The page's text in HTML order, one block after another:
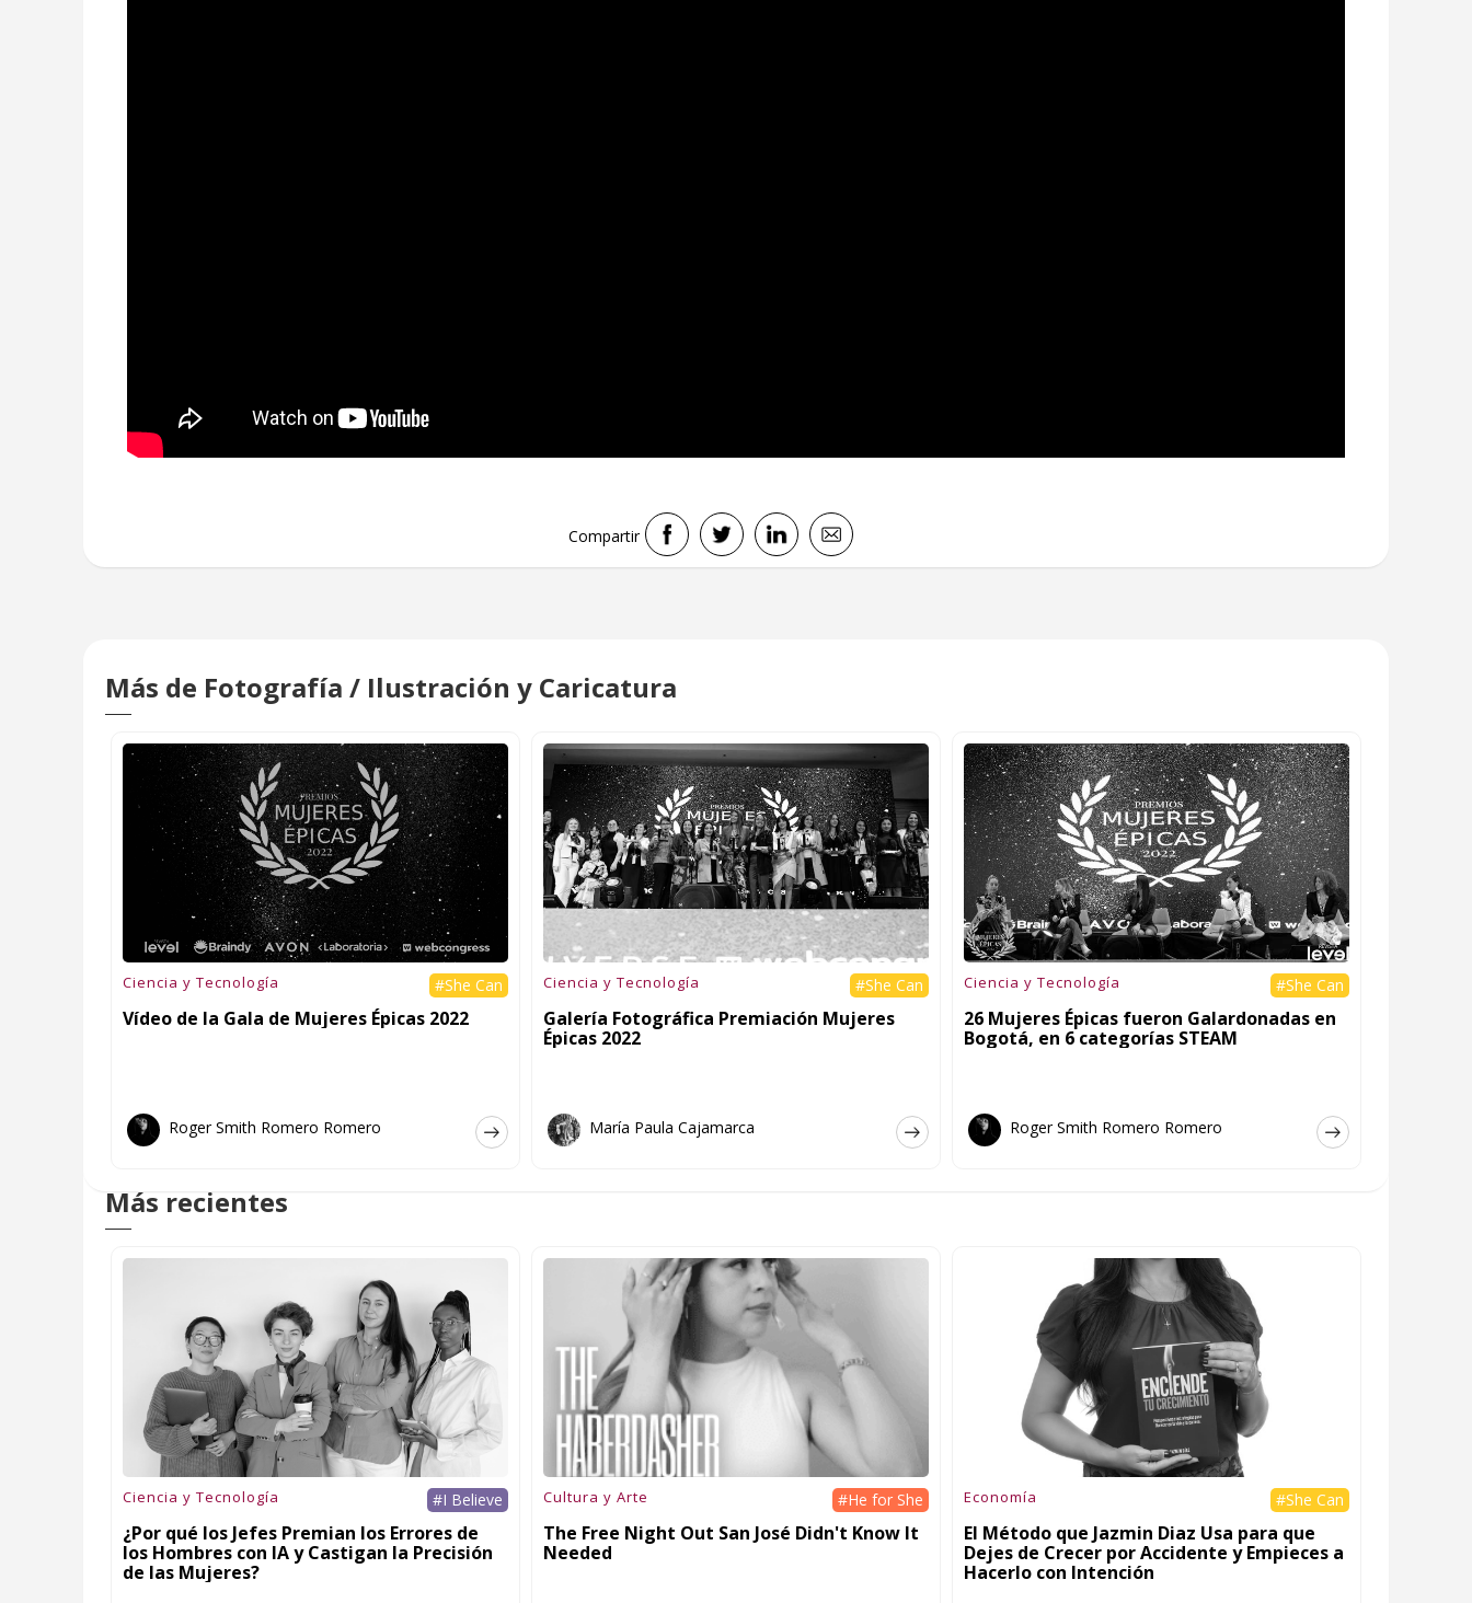
Compartir
Más de Fotografía / Ilustración y Caricatura
Ciencia y Tecnología #She Can
Vídeo de la Gala de Mujeres Épicas 2022
Roger Smith Romero Romero
Ciencia y Tecnología #She Can
Galería Fotográfica Premiación Mujeres
Épicas 2022
María Paula Cajamarca
Ciencia y Tecnología #She Can
26 Mujeres Épicas fueron Galardonadas en
Bogotá, en 6 categorías STEAM
Roger Smith Romero Romero
Más recientes
Ciencia y Tecnología #I Believe
¿Por qué los Jefes Premian los Errores de
los Hombres con IA y Castigan la Precisión
de las Mujeres?
Cultura y Arte #He for She
The Free Night Out San José Didn't Know It
Needed
Economía #She Can
El Método que Jazmin Diaz Usa para que
Dejes de Crecer por Accidente y Empieces a
Hacerlo con Intención